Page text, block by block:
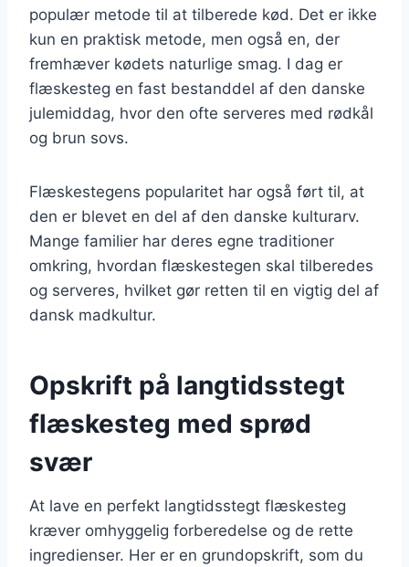
populær metode til at tilberede kød. Det er ikke
kun en praktisk metode, men også en, der
fremhæver kødets naturlige smag. I dag er
flæskesteg en fast bestanddel af den danske
julemiddag, hvor den ofte serveres med rødkål
og brun sovs.
Flæskestegens popularitet har også ført til, at
den er blevet en del af den danske kulturarv.
Mange familier har deres egne traditioner
omkring, hvordan flæskestegen skal tilberedes
og serveres, hvilket gør retten til en vigtig del af
dansk madkultur.
Opskrift på langtidsstegt
flæskesteg med sprød
svær
At lave en perfekt langtidsstegt flæskesteg
kræver omhyggelig forberedelse og de rette
ingredienser. Her er en grundopskrift, som du